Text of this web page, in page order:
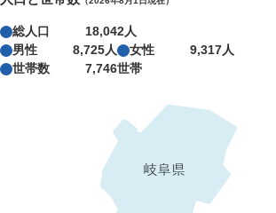
総人口
18,042人
男性
8,725人 女性
9,317人
世帯数
7,746世帯